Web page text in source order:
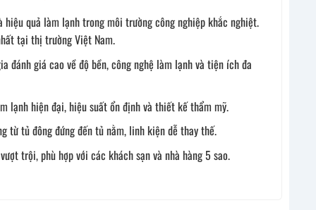
quả làm lạnh trong môi trường công nghiệp khắc nghiệt.
tại thị trường Việt Nam.
đánh giá cao về độ bền, công nghệ làm lạnh và tiện ích đa
lạnh hiện đại, hiệu suất ổn định và thiết kế thẩm mỹ.
từ tủ đông đứng đến tủ nằm, linh kiện dễ thay thế.
trội, phù hợp với các khách sạn và nhà hàng 5 sao.